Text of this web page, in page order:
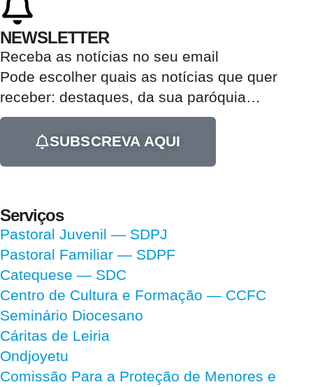
NEWSLETTER
Receba as notícias no seu email​
Pode escolher quais as notícias que quer
receber: destaques, da sua paróquia…
SUBSCREVA AQUI
Serviços
Pastoral Juvenil — SDPJ
Pastoral Familiar — SDPF
Catequese — SDC
Centro de Cultura e Formação — CCFC
Seminário Diocesano
Cáritas de Leiria
Ondjoyetu
Comissão Para a Proteção de Menores e